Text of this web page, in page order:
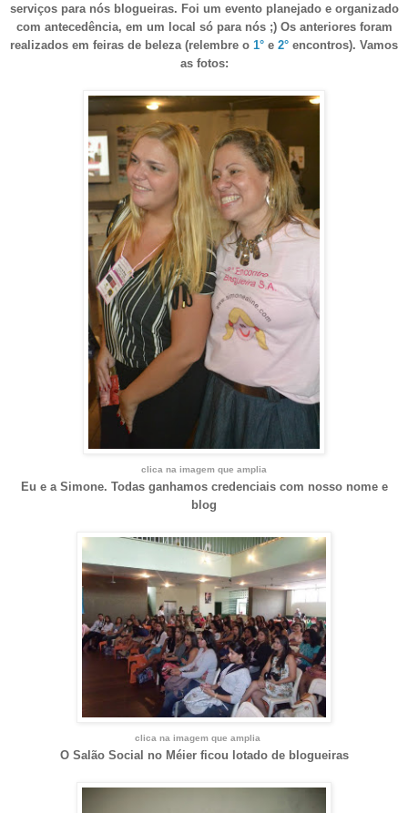
serviços para nós blogueiras. Foi um evento planejado e organizado
com antecedência, em um local só para nós ;) Os anteriores foram
realizados em feiras de beleza (relembre o 1° e 2° encontros). Vamos
as fotos:
clica na imagem que amplia
Eu e a Simone. Todas ganhamos credenciais com nosso nome e
blog
clica na imagem que amplia
O Salão Social no Méier ficou lotado de blogueiras